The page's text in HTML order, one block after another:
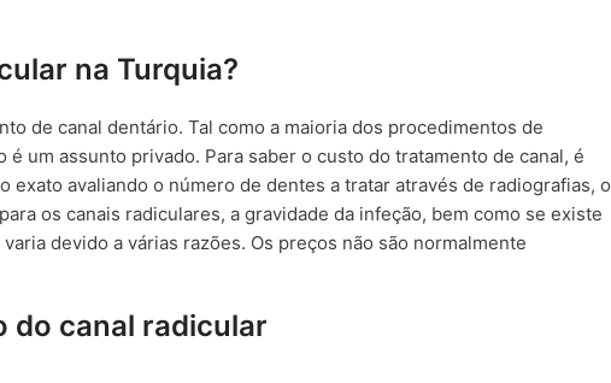
na Turquia?
de canal dentário. Tal como a maioria dos procedimentos de
um assunto privado. Para saber o custo do tratamento de canal, é
avaliando o número de dentes a tratar através de radiografias, o
os canais radiculares, a gravidade da infeção, bem como se existe
devido a várias razões. Os preços não são normalmente
do canal radicular